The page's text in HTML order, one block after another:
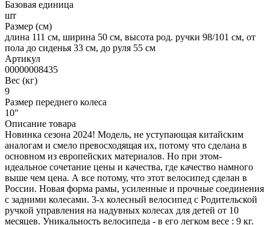
Базовая единица
шт
Размер (см)
длина 111 см, ширина 50 см, высота род. ручки 98/101 см, от
пола до сиденья 33 см, до руля 55 см
Артикул
00000008435
Вес (кг)
9
Размер переднего колеса
10"
Описание товара
Новинка сезона 2024! Модель, не уступающая китайским
аналогам и смело превосходящая их, потому что сделана в
основном из европейских материалов. Но при этом-
идеальное сочетание цены и качества, где качество намного
выше чем цена. А все потому, что этот велосипед сделан в
России. Новая форма рамы, усиленные и прочные соединения
с задними колесами. 3-х колесный велосипед с Родительской
ручкой управления на надувных колесах для детей от 10
месяцев. Уникальность велосипеда - в его легком весе : 9 кг.